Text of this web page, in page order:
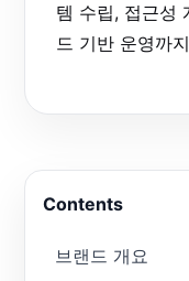
템 수립, 접근성
드 기반 운영까
Contents
브랜드 개요